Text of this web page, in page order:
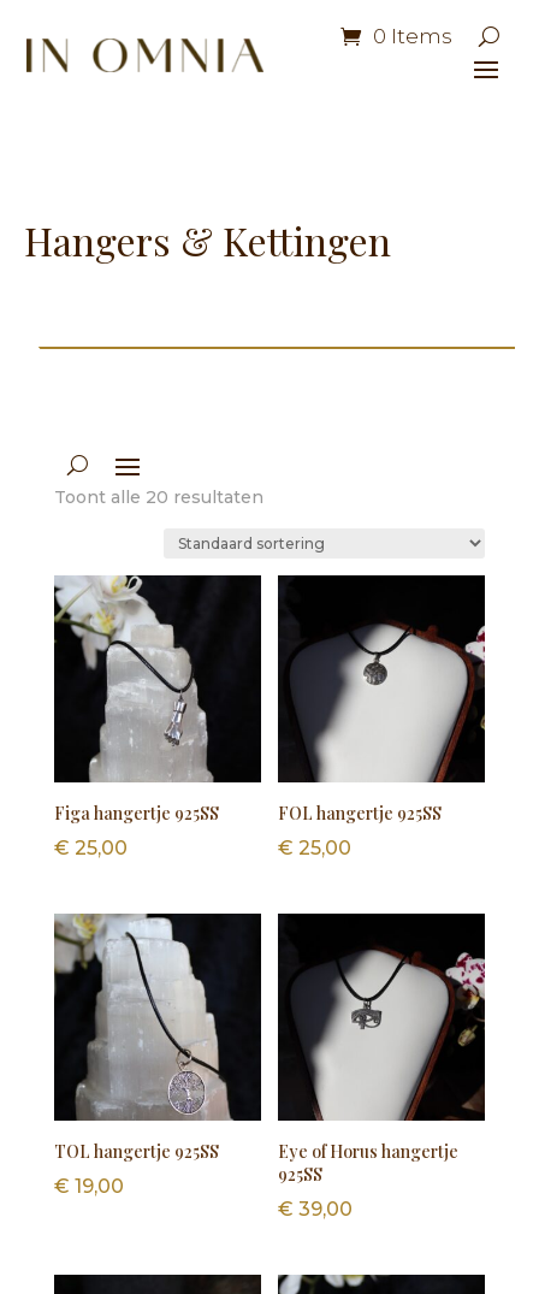
0 Items
Hangers & Kettingen
Toont alle 20 resultaten
Figa hangertje 925SS
€ 25,00
FOL hangertje 925SS
€ 25,00
TOL hangertje 925SS
€ 19,00
Eye of Horus hangertje
925SS
€ 39,00